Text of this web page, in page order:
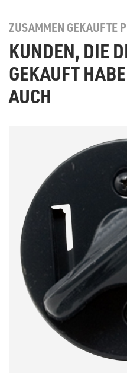
ZUSAMMEN GEKAUFTE
KUNDEN, DIE
GEKAUFT
AUCH